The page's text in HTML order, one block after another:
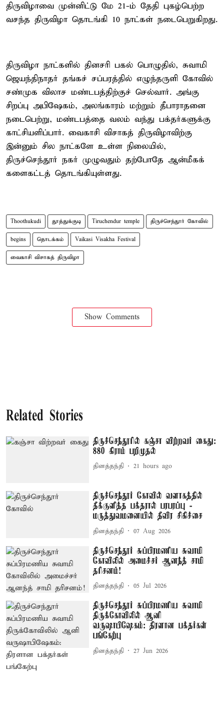
திருவிழாவை முன்னிட்டு மே 21-ம் தேதி புகழ்பெற்ற
வசந்த திருவிழா தொடங்கி 10 நாட்கள் நடைபெறுகிறது.
திருவிழா நாட்களில் தினசரி பகல் பொழுதில், சுவாமி
ஜெயந்திநாதர் தங்கச் சப்பரத்தில் எழுந்தருளி கோவில்
சண்முக விலாச மண்டபத்திற்குச் செல்வார். அங்கு
சிறப்பு அபிஷேகம், அலங்காரம் மற்றும் தீபாராதனை
நடைபெற்று, மண்டபத்தை வலம் வந்து பக்தர்களுக்கு
காட்சியளிப்பார். வைகாசி விசாகத் திருவிழாவிற்கு
இன்னும் சில நாட்களே உள்ள நிலையில்,
திருச்செந்தூர் நகர் முழுவதும் தற்போதே ஆன்மீகக்
களைகட்டத் தொடங்கியுள்ளது.
Thoothukudi தூத்துக்குடி Tiruchendur temple திருச்செந்தூர் கோவில்
begins தொடக்கம் Vaikasi Visakha Festival
வைகாசி விசாகத் திருவிழா
Show Comments
Related Stories
திருச்செந்தூரில் கஞ்சா விற்றவர் கைது:
880 கிராம் பறிமுதல்
தினத்தந்தி 21 hours ago
திருச்செந்தூர் கோவில் வளாகத்தில்
தீக்குளித்த பக்தரால் பரபரப்பு -
மருத்துவமனையில் தீவிர சிகிச்சை
தினத்தந்தி 07 Aug 2026
திருச்செந்தூர் சுப்பிரமணிய சுவாமி
கோவிலில் அமைச்சர் ஆனந்த் சாமி
தரிசனம்!
தினத்தந்தி 05 Jul 2026
திருச்செந்தூர் சுப்பிரமணிய சுவாமி
திருக்கோவிலில் ஆனி
வருஷாபிஷேகம்: திரளான பக்தர்கள்
பங்கேற்பு
தினத்தந்தி 27 Jun 2026